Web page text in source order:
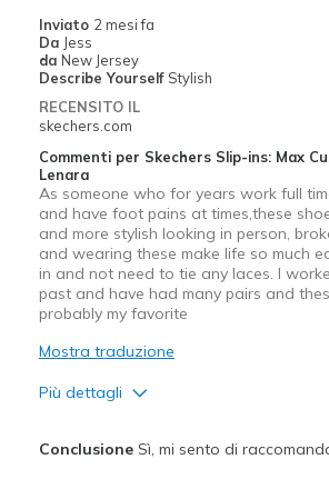
Width
Sizing
Feels true to size
View On Shoes
Inviato 2 mesi fa
Da Jess
da New Jersey
Describe Yourself Stylish
RECENSITO IL
skechers.com
Commenti per Skechers Slip-ins: Max
Lenara
As someone who for years work full
and have foot pains at times,these
and more stylish looking in person,
and wearing these make life so much
in and not need to tie any laces. I
past and have had many pairs and
probably my favorite
Mostra traduzione
Più dettagli
ConclusioneSì, mi sento di